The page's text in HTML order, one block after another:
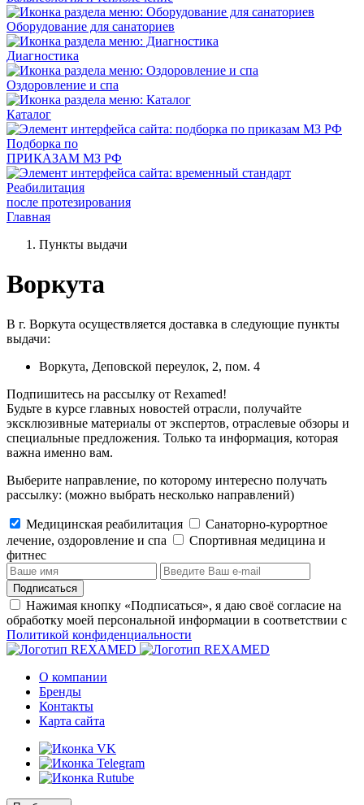
Оборудование для санаториев
Диагностика
Оздоровление и спа
Каталог
Подборка по
ПРИКАЗАМ МЗ РФ
Реабилитация
после протезирования
Главная
Пункты выдачи
Воркута
В г. Воркута осуществляется доставка в следующие пункты
выдачи:
Воркута, Деповской переулок, 2, пом. 4
Подпишитесь на рассылку от Rexamed!
Будьте в курсе главных новостей отрасли, получайте
эксклюзивные материалы от экспертов, отраслевые обзоры и
специальные предложения. Только та информация, которая
важна именно вам.
Выберите направление, по которому интересно получать
рассылку: (можно выбрать несколько направлений)
Медицинская реабилитация
Санаторно-курортное
лечение, оздоровление и спа
Cпортивная медицина и
фитнес
Подписаться
Нажимая кнопку «Подписаться», я даю своё согласие на
обработку моей персональной информации в соответствии с
Политикой конфиденциальности
О компании
Бренды
Контакты
Карта сайта